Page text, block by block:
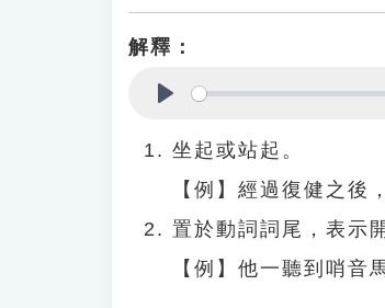
解釋：
坐起或站起。
【例】經過復健之後
置於動詞詞尾，表示
【例】他一聽到哨音